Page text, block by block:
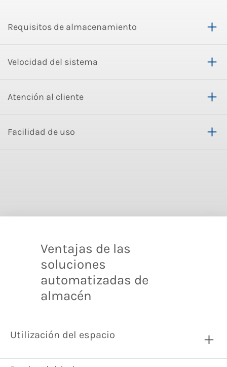
Requisitos de almacenamiento
Velocidad del sistema
Atención al cliente
Facilidad de uso
Ventajas de las
soluciones
automatizadas de
almacén
Utilización del espacio